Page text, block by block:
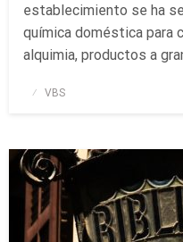
establecimiento se ha
química doméstica para
alquimia, productos a
Publicado
VBS